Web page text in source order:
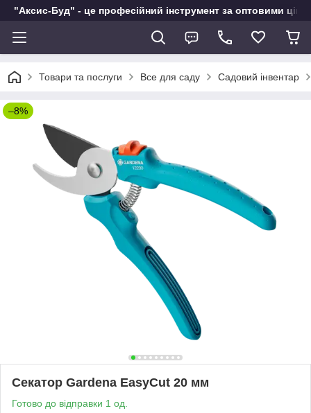
"Аксис-Буд" - це професійний інструмент за оптовими
Товари та послуги Все для саду Садовий інвентар
–8%
Секатор Gardena EasyCut 20 мм
Готово до відправки 1 од.